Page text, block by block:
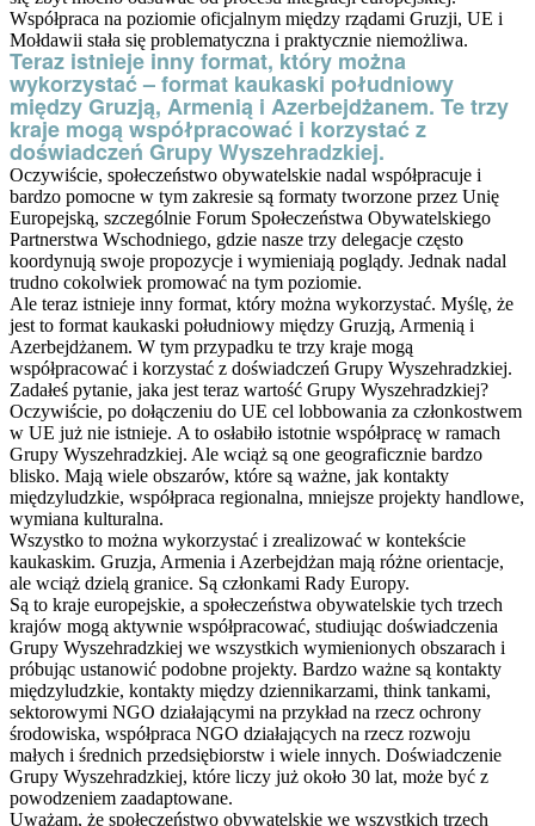
Współpraca na poziomie oficjalnym między rządami Gruzji, UE i
Mołdawii stała się problematyczna i praktycznie niemożliwa.
Teraz istnieje inny format, który można
wykorzystać – format kaukaski południowy
między Gruzją, Armenią i Azerbejdżanem. Te trzy
kraje mogą współpracować i korzystać z
doświadczeń Grupy Wyszehradzkiej.
Oczywiście, społeczeństwo obywatelskie nadal współpracuje i
bardzo pomocne w tym zakresie są formaty tworzone przez Unię
Europejską, szczególnie Forum Społeczeństwa Obywatelskiego
Partnerstwa Wschodniego, gdzie nasze trzy delegacje często
koordynują swoje propozycje i wymieniają poglądy. Jednak nadal
trudno cokolwiek promować na tym poziomie.
Ale teraz istnieje inny format, który można wykorzystać. Myślę, że
jest to format kaukaski południowy między Gruzją, Armenią i
Azerbejdżanem. W tym przypadku te trzy kraje mogą
współpracować i korzystać z doświadczeń Grupy Wyszehradzkiej.
Zadałeś pytanie, jaka jest teraz wartość Grupy Wyszehradzkiej?
Oczywiście, po dołączeniu do UE cel lobbowania za członkostwem
w UE już nie istnieje. A to osłabiło istotnie współpracę w ramach
Grupy Wyszehradzkiej. Ale wciąż są one geograficznie bardzo
blisko. Mają wiele obszarów, które są ważne, jak kontakty
międzyludzkie, współpraca regionalna, mniejsze projekty handlowe,
wymiana kulturalna.
Wszystko to można wykorzystać i zrealizować w kontekście
kaukaskim. Gruzja, Armenia i Azerbejdżan mają różne orientacje,
ale wciąż dzielą granice. Są członkami Rady Europy.
Są to kraje europejskie, a społeczeństwa obywatelskie tych trzech
krajów mogą aktywnie współpracować, studiując doświadczenia
Grupy Wyszehradzkiej we wszystkich wymienionych obszarach i
próbując ustanowić podobne projekty. Bardzo ważne są kontakty
międzyludzkie, kontakty między dziennikarzami, think tankami,
sektorowymi NGO działającymi na przykład na rzecz ochrony
środowiska, współpraca NGO działających na rzecz rozwoju
małych i średnich przedsiębiorstw i wiele innych. Doświadczenie
Grupy Wyszehradzkiej, które liczy już około 30 lat, może być z
powodzeniem zaadaptowane.
Uważam, że społeczeństwo obywatelskie we wszystkich trzech